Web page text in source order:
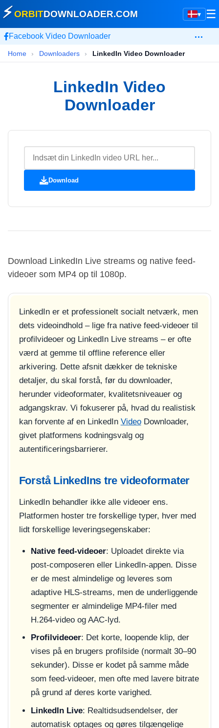
▾
⚡ORBITDOWNLOADER.COM ☰
Facebook Video Downloader …
Home › Downloaders › LinkedIn Video Downloader
LinkedIn Video
Downloader
Download
Download LinkedIn Live streams og native feed-
videoer som MP4 op til 1080p.
LinkedIn er et professionelt socialt netværk, men
dets videoindhold – lige fra native feed-videoer til
profilvideoer og LinkedIn Live streams – er ofte
værd at gemme til offline reference eller
arkivering. Dette afsnit dækker de tekniske
detaljer, du skal forstå, før du downloader,
herunder videoformater, kvalitetsniveauer og
adgangskrav. Vi fokuserer på, hvad du realistisk
kan forvente af en LinkedIn VideoDownloader,
givet platformens kodningsvalg og
autentificeringsbarrierer.
Forstå LinkedIns tre videoformater
LinkedIn behandler ikke alle videoer ens.
Platformen hoster tre forskellige typer, hver med
lidt forskellige leveringsegenskaber:
Native feed-videoer: Uploadet direkte via
post-composeren eller LinkedIn-appen. Disse
er de mest almindelige og leveres som
adaptive HLS-streams, men de underliggende
segmenter er almindelige MP4-filer med
H.264-video og AAC-lyd.
Profilvideoer: Det korte, loopende klip, der
vises på en brugers profilside (normalt 30–90
sekunder). Disse er kodet på samme måde
som feed-videoer, men ofte med lavere bitrate
på grund af deres korte varighed.
LinkedIn Live: Realtidsudsendelser, der
automatisk optages og gøres tilgængelige